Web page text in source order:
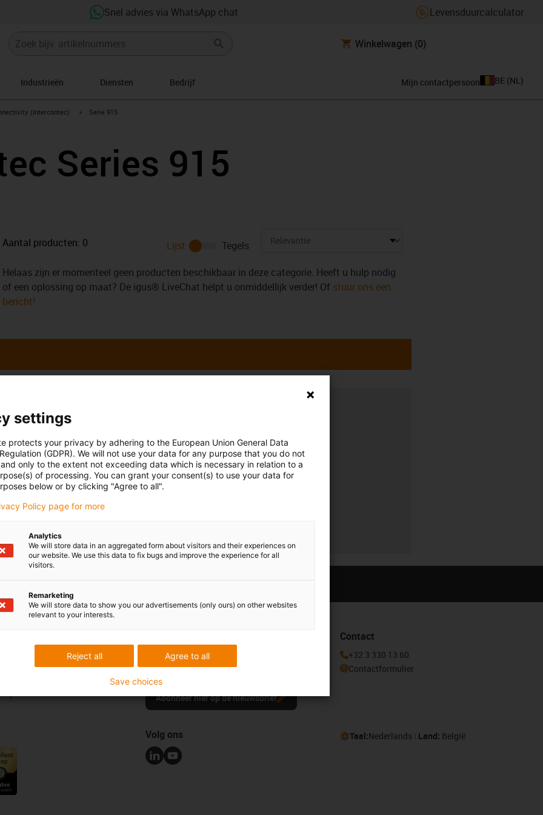
Snel advies via WhatsApp chat Levensduurcalculator
Winkelwagen (0)
Industrieën Diensten Bedrijf Mijn contactpersoon BE (NL )
arrow-right(Intercontec) igus-icon-arrow-right
Serie 915
Series 915
Aantal producten: 0 Lijst
Tegels
Helaas zijn er momenteel geen producten beschikbaar in deze categorie. Heeft u hulp nodig
of een oplossing op maat? De igus® LiveChat helpt u onmiddellijk verder! Of stuur ons een
bericht!
vragen
phone
3 330 13 66
een e-mail
Maandag t/m vrijdag: 7.00 - 20.00 uur
Zaterdag: 8.00 uur - 12.00 uur
Online
Blijf op de hoogte en schrijf je hier in voor de
igus® nieuwsbrief.
Abonneer hier op de nieuwsbrief
Contact
+32 3 330 13 60
Contactformulier
Volg ons Taal:Nederlands Land: België
settings
protects your privacy by adhering to the European Union General Data
(GDPR). We will not use your data for any purpose that you do not
only to the extent not exceeding data which is necessary in relation to a
of processing. You can grant your consent(s) to use your data for
below or by clicking "Agree to all".
Policy page for more
Analytics
We will store data in an aggregated form about visitors and their experiences on
our website. We use this data to fix bugs and improve the experience for all
visitors.
Remarketing
We will store data to show you our advertisements (only ours) on other websites
relevant to your interests.
Agree to all
Reject all
Save choices